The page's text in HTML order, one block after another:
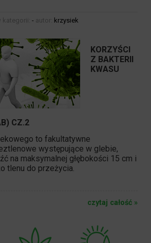
kategorii: - autor: krzysiek
KORZYŚCI
Z BAKTERII
KWASU
CZ.2
to fakultatywne
występujące w glebie,
na maksymalnej głębokości 15 cm i
tlenu do przeżycia.
czytaj całość »